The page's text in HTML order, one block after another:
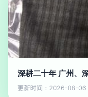
深耕二十年 广州、
更新时间：2026-08-06